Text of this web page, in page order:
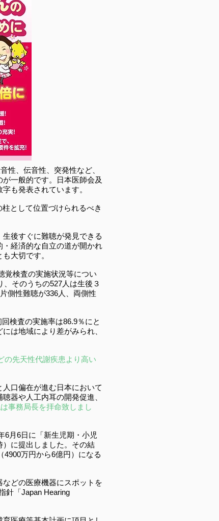
性、伝音性、突発性など、
一般的です。日本医師会及
も発表されています。
として位置づけられるべき
後すぐに難聴が発見できる
経済的な自立の道が開かれ
大切です。
覚検査の実施状況等につい
そのうちの527人は生後３
側性難聴が336人、両側性
検査の実施率は86.9％にと
は地域により差がみられ、
の先天性代謝疾患より高い
口偏在が進む日本において
器や人工内耳の開発促進、
事務局長を拝命致しまし
6月6日に「新生児期・小児
に提出しました。その結
万円から6億円）になる
どの医療機器にスポットを
針「Japan Hearing